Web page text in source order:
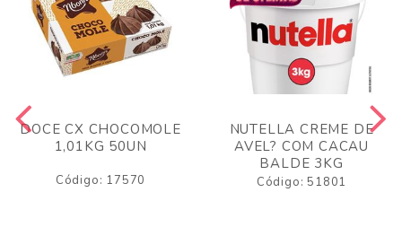
DOCE CX CHOCOMOLE
1,01KG 50UN
Código: 17570
NUTELLA CREME DE
AVEL? COM CACAU
BALDE 3KG
Código: 51801